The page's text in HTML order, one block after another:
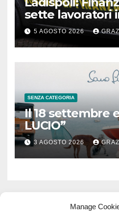
Manage
sette lavoratori
5 AGOSTO 2026
SENZA CATEGORIA
Il 18 settembre
LUCIO”
3 AGOSTO 2026